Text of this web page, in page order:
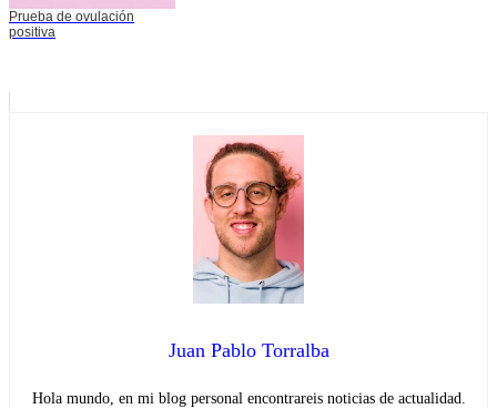
Prueba de ovulación
positiva
Juan Pablo Torralba
Hola mundo, en mi blog personal encontrareis noticias de actualidad.